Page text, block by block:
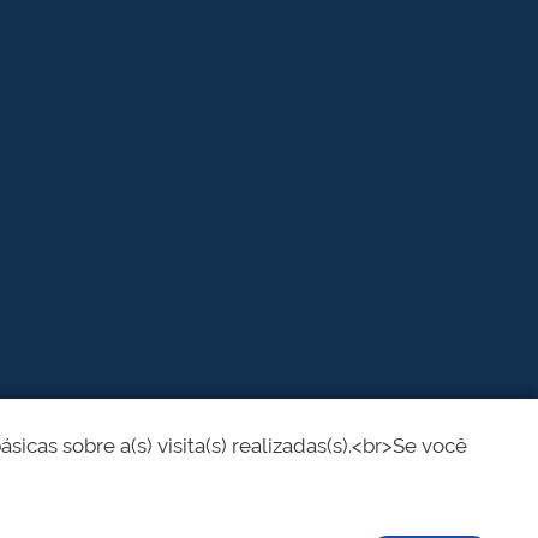
sobre a(s) visita(s) realizadas(s).<br>Se você